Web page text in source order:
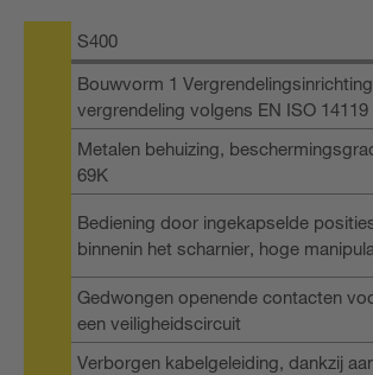
S400
Bouwvorm 1
vergrendeling volgens EN ISO 14119
Metalen behuizing,
69K
Bediening door ingekapselde
binnenin het scharnier, hoge
Gedwongen openende contacten
een veiligheidscircuit
Verborgen kabelgeleiding, dankzij